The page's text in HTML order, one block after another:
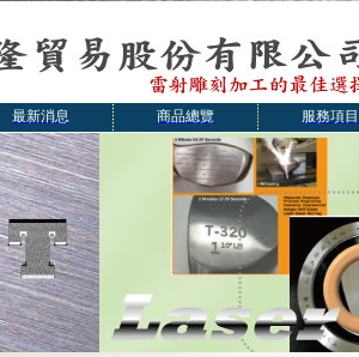
最新消息 商品總覽 服務項目